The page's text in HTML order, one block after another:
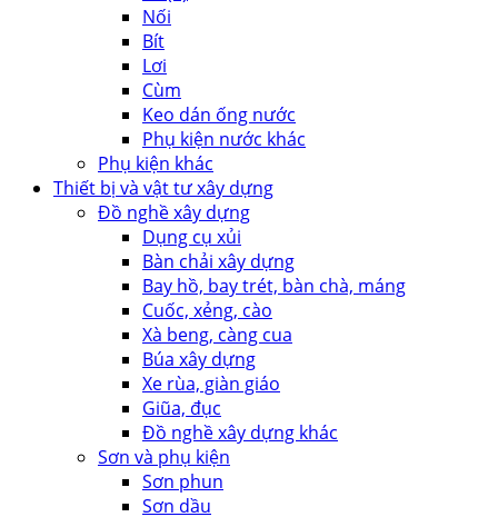
Nối
Bít
Lơi
Cùm
Keo dán ống nước
Phụ kiện nước khác
Phụ kiện khác
Thiết bị và vật tư xây dựng
Đồ nghề xây dựng
Dụng cụ xủi
Bàn chải xây dựng
Bay hồ, bay trét, bàn chà, máng
Cuốc, xẻng, cào
Xà beng, càng cua
Búa xây dựng
Xe rùa, giàn giáo
Giũa, đục
Đồ nghề xây dựng khác
Sơn và phụ kiện
Sơn phun
Sơn dầu